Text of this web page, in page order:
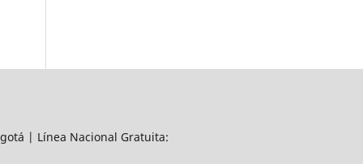
| Línea Nacional Gratuita: